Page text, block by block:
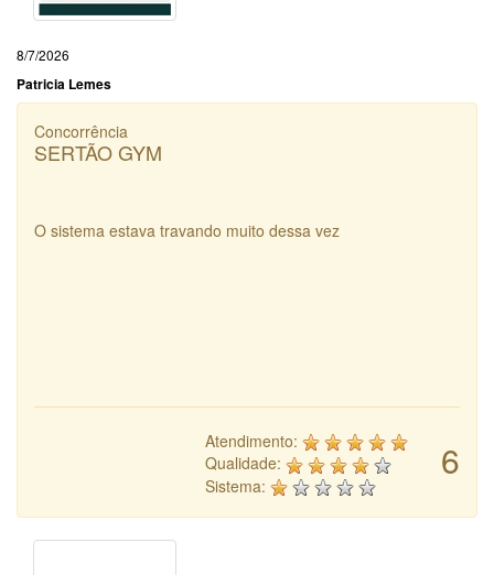
8/7/2026
Patricia Lemes
Concorrência
SERTÃO GYM
O sistema estava travando muito dessa vez
6
Atendimento:
Qualidade:
Sistema: